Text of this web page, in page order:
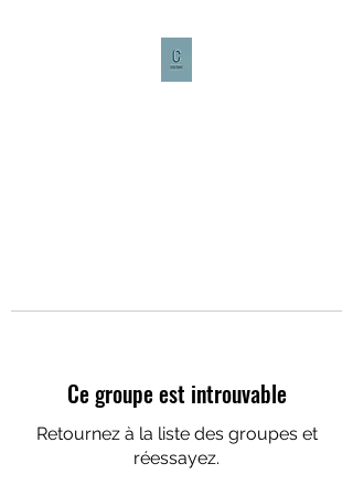
Ce groupe est introuvable
Retournez à la liste des groupes et
réessayez.